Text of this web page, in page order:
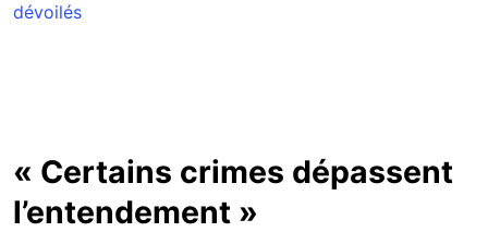
dévoilés
« Certains crimes dépassent
l’entendement »